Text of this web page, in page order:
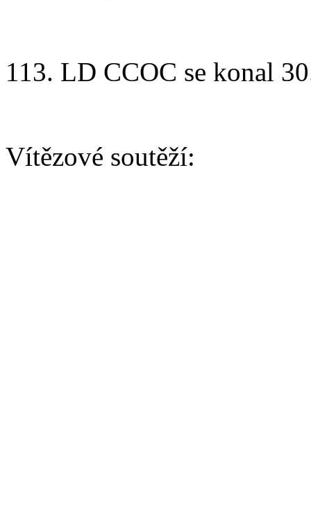
113. LD CCOC se konal
Vítězové soutěží: